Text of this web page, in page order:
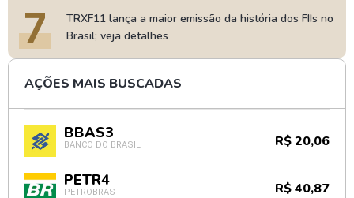
7
TRXF11 lança a maior emissão da história dos FIIs no
Brasil; veja detalhes
AÇÕES MAIS BUSCADAS
BBAS3
BANCO DO BRASIL R$ 20,06
PETR4
PETROBRAS R$ 40,87